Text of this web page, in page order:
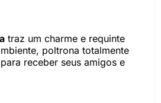
traz um charme e requinte
poltrona totalmente
receber seus amigos e